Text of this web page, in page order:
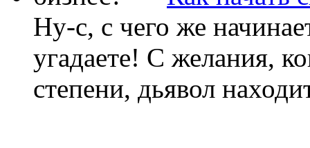
Ну-с, с чего же
угадаете! С желания,
степени, дьявол